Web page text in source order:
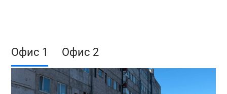
Офис 1 Офис 2